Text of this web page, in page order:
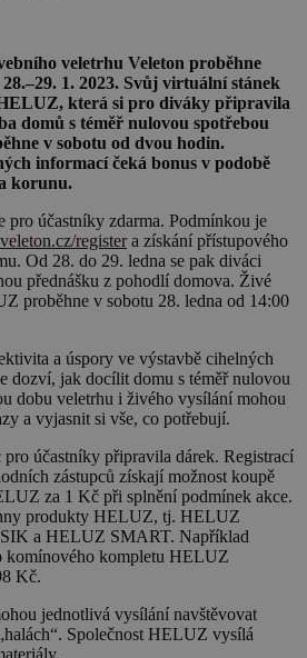
veletrhu Veleton proběhne
1. 2023. Svůj virtuální stánek
která si pro diváky připravila
domů s téměř nulovou spotřebou
v sobotu od dvou hodin.
informací čeká bonus v podobě
korunu.
pro účastníky zdarma. Podmínkou je
registera získání přístupového
Od 28. do 29. ledna se pak diváci
přednášku z pohodlí domova. Živé
proběhne v sobotu 28. ledna od 14:00
a úspory ve výstavbě cihelných
dozví, jak docílit domu s téměř nulovou
dobu veletrhu i živého vysílání mohou
a vyjasnit si vše, co potřebují.
účastníky připravila dárek. Registrací
zástupců získají možnost koupě
za 1 Kč při splnění podmínek akce.
produkty HELUZ, tj. HELUZ
a HELUZ SMART. Například
komínového kompletu HELUZ
Kč.
jednotlivá vysílání navštěvovat
Společnost HELUZ vysílá